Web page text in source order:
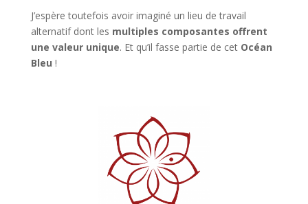
J’espère toutefois avoir imaginé un lieu de travail
alternatif dont les multiples composantes offrent
une valeur unique. Et qu’il fasse partie de cet Océan
Bleu !